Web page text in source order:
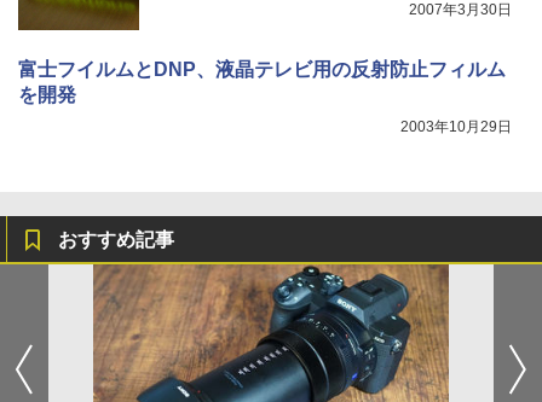
2007年3月30日
富士フイルムとDNP、液晶テレビ用の反射防止フィルム
を開発
2003年10月29日
おすすめ記事